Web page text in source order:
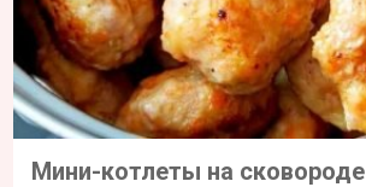
Мини-котлеты на сковороде